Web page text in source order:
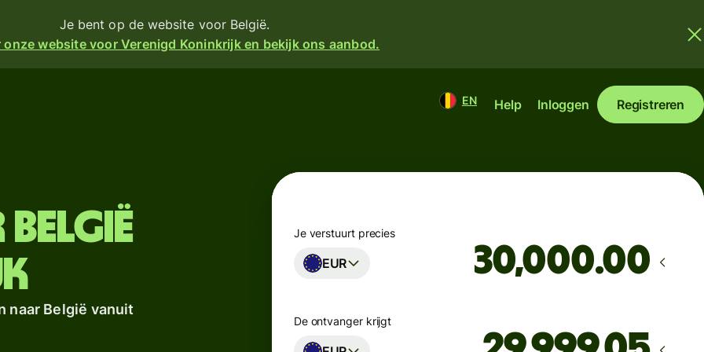
Je bent op de website voor België.
onze website voor Verenigd Koninkrijk en bekijk ons aanbod.
Geef
kaarten
EN Help Inloggen Registreren
naar België vanuit
Je verstuurt precies
EUR .00
De ontvanger krijgt